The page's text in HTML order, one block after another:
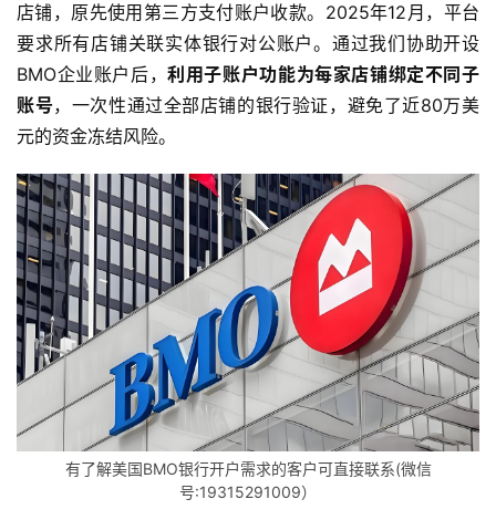
主
页
跨
境
资
讯
海
店铺，原先使用第三方支付账户收款。2025年12月，平台
要求所有店铺关联实体银行对公账户。通过我们协助开设
BMO企业账户后，利用子账户功能为每家店铺绑定不同子
账号，一次性通过全部店铺的银行验证，避免了近80万美
元的资金冻结风险。
有了解美国BMO银行开户需求的客户可直接联系(微信
号:19315291009）